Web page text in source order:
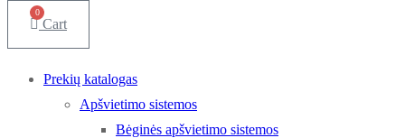
0
Cart
Prekių katalogas
Apšvietimo sistemos
Bėginės apšvietimo sistemos